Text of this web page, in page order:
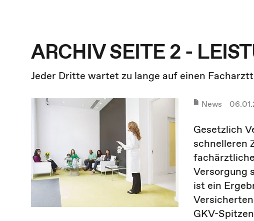
ARCHIV SEITE 2 -
Jeder Dritte wartet zu lange auf einen
News
Gesetzlich
schnelleren
Versorgung
ist ein
GKV-